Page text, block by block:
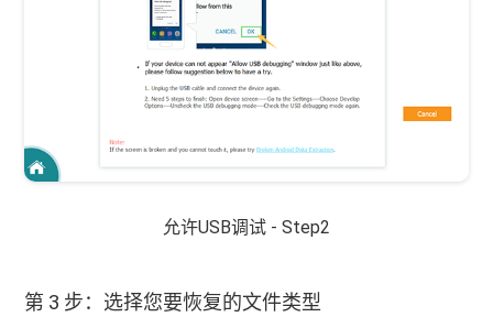
允许USB调试 - Step2
第 3 步：选择您要恢复的文件类型